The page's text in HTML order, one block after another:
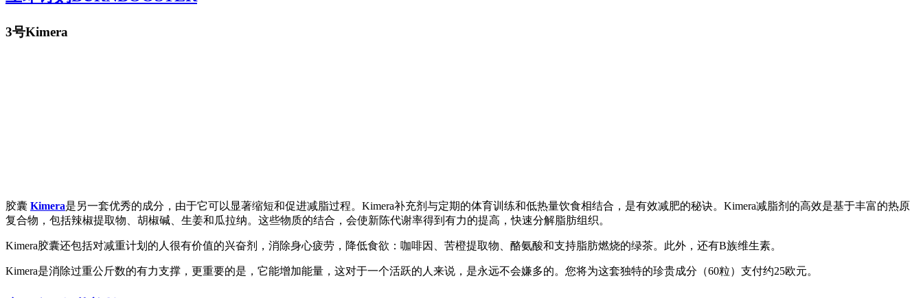
3号Kimera
胶囊 Kimera是另一套优秀的成分，由于它可以显著缩短和促进减脂过程。Kimera补充剂与定期的体育训练和低热量饮食相结合，是有效减肥的秘诀。Kimera减脂剂的高效是基于丰富的热原
复合物，包括辣椒提取物、胡椒碱、生姜和瓜拉纳。这些物质的结合，会使新陈代谢率得到有力的提高，快速分解脂肪组织。
Kimera胶囊还包括对减重计划的人很有价值的兴奋剂，消除身心疲劳，降低食欲：咖啡因、苦橙提取物、酪氨酸和支持脂肪燃烧的绿茶。此外，还有B族维生素。
Kimera是消除过重公斤数的有力支撑，更重要的是，它能增加能量，这对于一个活跃的人来说，是永远不会嫌多的。您将为这套独特的珍贵成分（60粒）支付约25欧元。